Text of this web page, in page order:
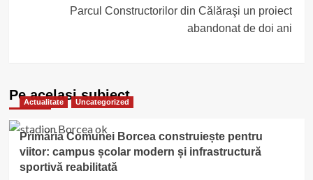
Parcul Constructorilor din Călăraşi un proiect
abandonat de doi ani
Pe acelasi subiect
Actualitate Uncategorized
Primăria Comunei Borcea construiește pentru
viitor: campus școlar modern și infrastructură
sportivă reabilitată